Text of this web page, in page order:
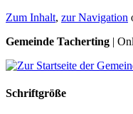
Zum Inhalt, zur Navigation
Gemeinde Tacherting |
Schriftgröße